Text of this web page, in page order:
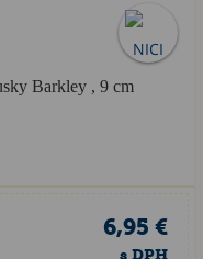
Barkley , 9 cm
6,95 €
s DPH